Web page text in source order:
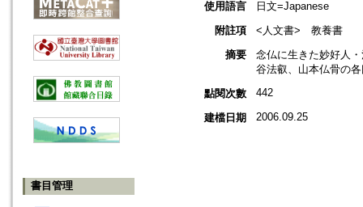
書目管理
使用語言
日文=Japanese
附註項
<人文書> 教養書
摘要
念仏に生きた妙好人
谷法叡、山本仏骨の
點閱次數
442
建檔日期 2006.09.25